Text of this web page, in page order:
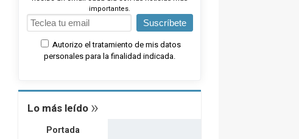
importantes.
Suscríbete
Autorizo el tratamiento de mis datos
personales para la finalidad indicada.
Lo más leído
Portada